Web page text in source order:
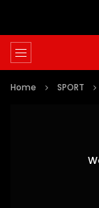
Home SPORT